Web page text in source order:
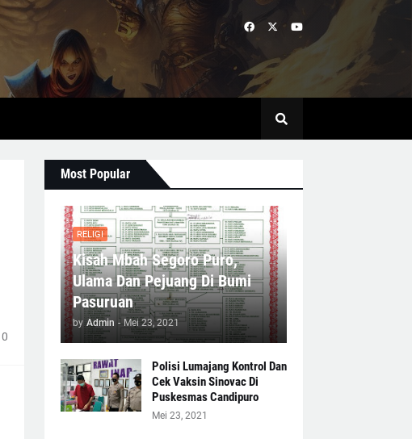
0
Most Popular
RELIGI
Kisah Mbah Segoro Puro,
Ulama Dan Pejuang Di Bumi
Pasuruan
by Admin - Mei 23, 2021
Polisi Lumajang Kontrol Dan
Cek Vaksin Sinovac Di
Puskesmas Candipuro
Mei 23, 2021